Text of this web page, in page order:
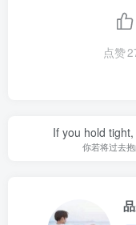
点赞
If you hold
你若将过去